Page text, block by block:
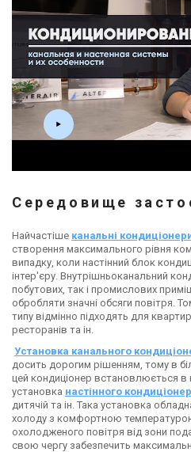
Середовище
Найчастіше канальні
створення максимального рівня
випадку, коли настінний блок
інтер'єру. Внутрішньоканальний
побутових, так і промислових
обробляти значні обсяги повітря.
типу відмінно підходять для
ресторанів та ін.
Установка канального
досить дорогим рішенням, тому в
цей кондиціонер встановлюється в
установка настінного
дитячій та ін. Така установка
холоду з комфортною
охолодженого повітря від зони
свою чергу забезпечить